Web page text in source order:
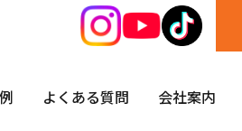
よくある質問 会社案内